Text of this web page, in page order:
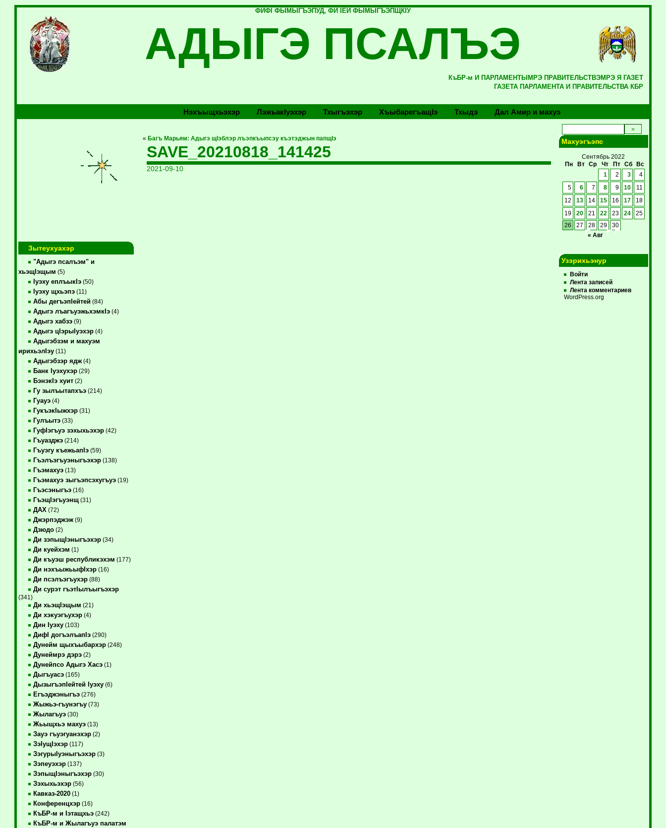
ФИФI ФЫМЫГЪЭПУД, ФИ IЕЙ ФЫМЫГЪЭПЩКIУ
АДЫГЭ ПСАЛЪЭ
КъБР-м И ПАРЛАМЕНТЫМРЭ ПРАВИТЕЛЬСТВЭМРЭ Я ГАЗЕТ
ГАЗЕТА ПАРЛАМЕНТА И ПРАВИТЕЛЬСТВА КБР
Нэхъыщхьэхэр Лэжьакlуэхэр Тхыгъэхэр Хъыбарегъащlэ Тхыдэ Дал Амир и махуэ
Зытеухуахэр
"Адыгэ псалъэм" и
хьэщIэщым (5)
Iуэху еплъыкIэ(50)
Iуэху щхьэпэ(11)
Абы дегъэпIейтей(84)
Адыгэ лъагъуэжьхэмкIэ(4)
Адыгэ хабзэ(9)
Адыгэ цIэрыIуэхэр(4)
Адыгэбзэм и махуэм
ирихьэлIэу(11)
Адыгэбзэр ядж(4)
Банк Iуэхухэр(29)
БэнэкIэ хуит(2)
Гу зылъытапхъэ(214)
Гуауэ(4)
ГукъэкIыжхэр(31)
Гулъытэ(33)
ГуфIэгъуэ зэхыхьэхэр(42)
Гъуазджэ(214)
Гъуэгу къежьапIэ(59)
Гъэлъэгъуэныгъэхэр(138)
Гъэмахуэ(13)
Гъэмахуэ зыгъэпсэхугъуэ(19)
Гъэсэныгъэ(16)
ГъэщIэгъуэнщ(31)
ДАХ (72)
Джэрпэджэж(9)
Дзюдо(2)
Ди зэпыщIэныгъэхэр(34)
Ди куейхэм (1)
Ди къуэш республикэхэм (177)
Ди нэхъыжьыфIхэр(16)
Ди псэлъэгъухэр(88)
Ди сурэт гъэтIылъыгъэхэр
(341)
Ди хьэщIэщым (21)
Ди хэкуэгъухэр(4)
Дин Iуэху(103)
ДифI догъэлъапIэ(290)
Дунейм щыхъыбархэр(248)
Дунеймрэ дэрэ(2)
Дунейпсо Адыгэ Хасэ(1)
Дыгъуасэ(165)
ДызыгъэпIейтей Iуэху(6)
Егъэджэныгъэ(276)
Жыжьэ-гъунэгъу(73)
Жылагъуэ(30)
Жьыщхьэ махуэ(13)
Зауэ гъуэгуанэхэр(2)
ЗэIущIэхэр(117)
ЗэгурыIуэныгъэхэр(3)
Зэпеуэхэр(137)
ЗэпыщIэныгъэхэр(30)
Зэхыхьэхэр(56)
Кавказ-2020(1)
Конференцхэр(16)
КъБР-м и Iэтащхьэ(242)
КъБР-м и Жылагъуэ палатэм
« Багъ Марьям: Адыгэ щIэблэр лъэпкъыпсэу къэтэджын папщIэ
SAVE_20210818_141425
2021-09-10
Махуэгъэпс
Сентябрь 2022
Пн
Вт Ср Чт Пт Сб
Вс
1
2 3 4
5 6 7 8 9 10 11
12 13 14 15 16 17 18
19 20 21 22 23 24
25
26
27 28 29
30
« Авг
Узэрихьэнур
Войти
Лента записей
Лента комментариев
WordPress.org